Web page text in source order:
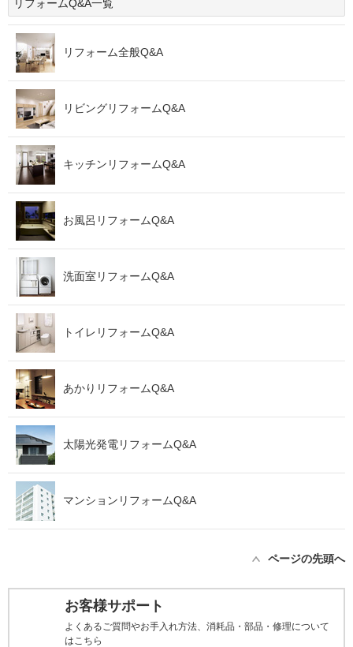
リフォームQ&A一覧
リフォーム全般Q&A
リビングリフォームQ&A
キッチンリフォームQ&A
お風呂リフォームQ&A
洗面室リフォームQ&A
トイレリフォームQ&A
あかりリフォームQ&A
太陽光発電リフォームQ&A
マンションリフォームQ&A
ページの先頭へ
お客様サポート
よくあるご質問やお手入れ方法、消耗品・部品・修理について
はこちら